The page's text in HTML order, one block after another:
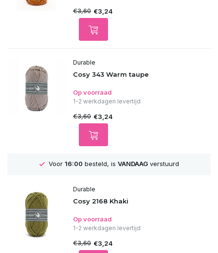
€3,60 €3,24
Durable
Cosy 343 Warm taupe
Op voorraad
1-2 werkdagen levertijd
€3,60 €3,24
GRATISVerzending vanaf 75€
Durable
Cosy 2168 Khaki
Op voorraad
1-2 werkdagen levertijd
€3,60 €3,24